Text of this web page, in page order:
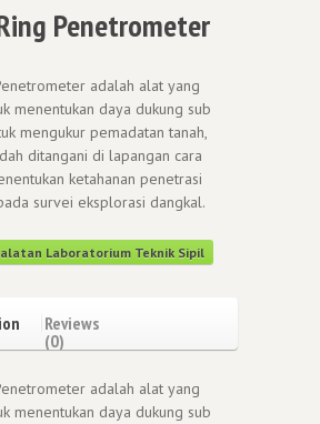
Penetrometer
adalah alat yang
menentukan daya dukung sub
mengukur pemadatan tanah,
ditangani di lapangan cara
ketahanan penetrasi
survei eksplorasi dangkal.
Laboratorium Teknik Sipil
Reviews
(0)
adalah alat yang
menentukan daya dukung sub